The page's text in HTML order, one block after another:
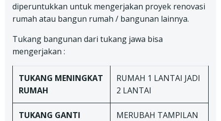
diperuntukkan untuk mengerjakan proyek renovasi
rumah atau bangun rumah / bangunan lainnya.
Tukang bangunan dari tukang jawa bisa
mengerjakan :
TUKANG MENINGKAT
RUMAH
RUMAH 1 LANTAI JADI
2 LANTAI
TUKANG GANTI
MERUBAH TAMPILAN